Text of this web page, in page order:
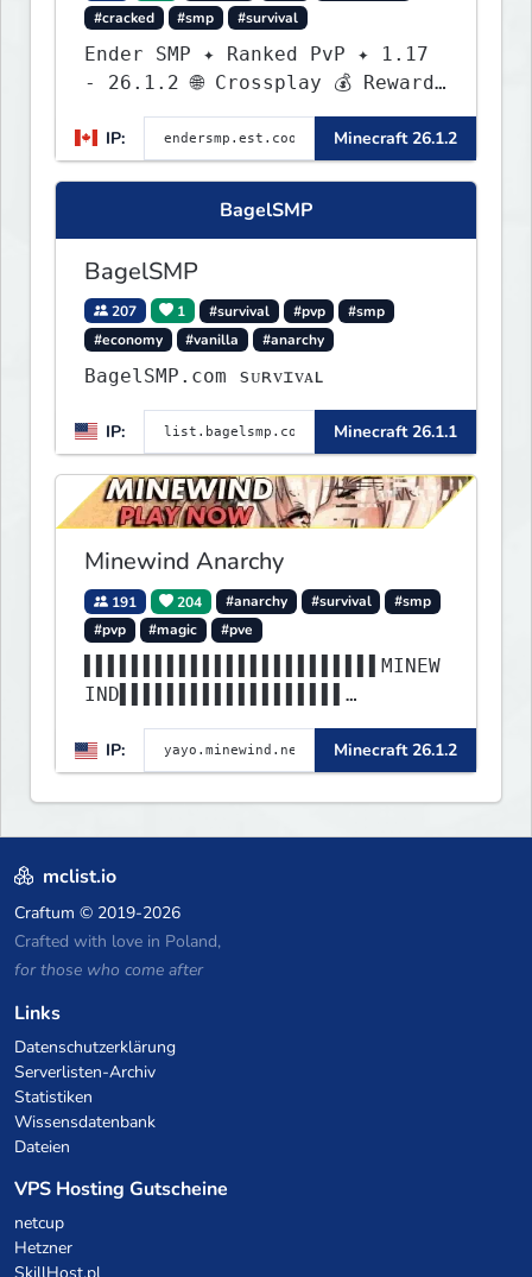
#cracked
#smp #survival
Ender SMP ✦ Ranked PvP ✦ 1.17
- 26.1.2 🌐 Crossplay 💰 Rewards
🛠 Custom Gear
IP:
Minecraft 26.1.2
BagelSMP
BagelSMP
207 1 #survival #pvp
#smp
#economy
#vanilla #anarchy
BagelSMP.com ѕᴜʀᴠɪᴠᴀʟ
IP: Minecraft 26.1.1
Minewind Anarchy
191 204 #anarchy #survival
#smp
#pvp
#magic #pve
▌▌▌▌▌▌▌▌▌▌▌▌▌▌▌▌▌▌▌▌▌▌▌▌▌MINEW
IND▌▌▌▌▌▌▌▌▌▌▌▌▌▌▌▌▌▌▌
▌▌▌▌▌▌▌▌▌▌▌▌▌▌▌▌▌▌▌▌▌▌▌▌▌▌▌▌▌▌
▌▌▌▌▌▌▌▌▌▌▌▌▌▌▌▌▌▌▌▌▌▌
IP: Minecraft 26.1.2
mclist.io
Craftum © 2019-2026
Crafted with love in Poland,
for those who come after
Links
Datenschutzerklärung
Serverlisten-Archiv
Statistiken
Wissensdatenbank
Dateien
VPS Hosting Gutscheine
netcup
Hetzner